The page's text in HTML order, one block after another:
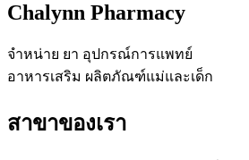
Chalynn Pharmacy
จำหน่าย ยา อุปกรณ์การแพทย์
อาหารเสริม ผลิตภัณฑ์แม่และเด็ก
สาขาของเรา